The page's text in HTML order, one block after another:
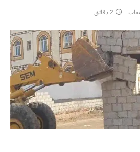
2 دقائق